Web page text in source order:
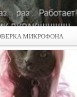
МИКРОФОНА